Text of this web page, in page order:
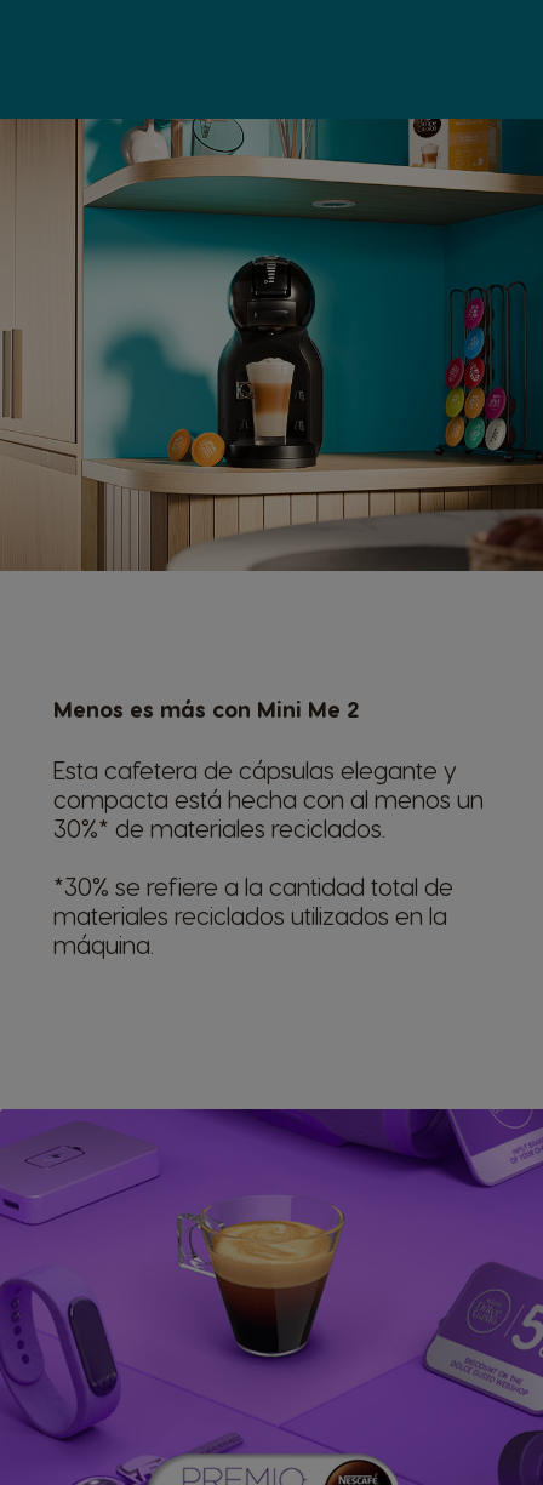
Menos es más con Mini Me 2
Esta cafetera de cápsulas elegante y
compacta está hecha con al menos un
30%* de materiales reciclados.
*30% se refiere a la cantidad total de
materiales reciclados utilizados en la
máquina.